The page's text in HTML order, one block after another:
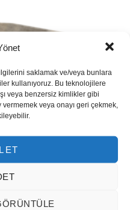
saklamak ve/veya bunlara
kullanıyoruz. Bu teknolojilere
veya benzersiz kimlikler gibi
veya onayı geri çekmek,
ET